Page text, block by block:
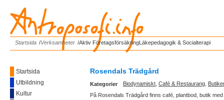
Startsida /Verksamheter /Aktiv FöretagsförsäkringLäkepedagogik & Socialterapi
Startsida
Utbildning
Kultur
Rosendals Trädgård
Kategorier Biodynamiskt Café & Restaurang
Butiker
På Rosendals Trädgård finns café, plantbod, butik